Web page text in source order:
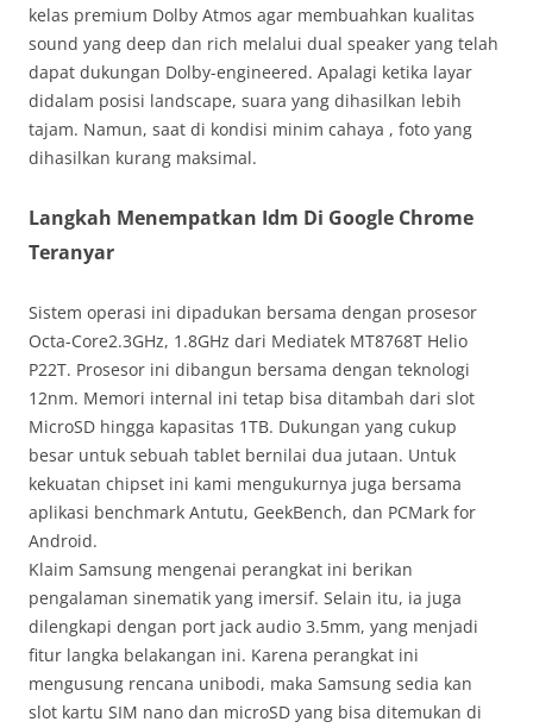
kelas premium Dolby Atmos agar membuahkan kualitas
sound yang deep dan rich melalui dual speaker yang telah
dapat dukungan Dolby-engineered. Apalagi ketika layar
didalam posisi landscape, suara yang dihasilkan lebih
tajam. Namun, saat di kondisi minim cahaya , foto yang
dihasilkan kurang maksimal.
Langkah Menempatkan Idm Di Google Chrome
Teranyar
Sistem operasi ini dipadukan bersama dengan prosesor
Octa-Core2.3GHz, 1.8GHz dari Mediatek MT8768T Helio
P22T. Prosesor ini dibangun bersama dengan teknologi
12nm. Memori internal ini tetap bisa ditambah dari slot
MicroSD hingga kapasitas 1TB. Dukungan yang cukup
besar untuk sebuah tablet bernilai dua jutaan. Untuk
kekuatan chipset ini kami mengukurnya juga bersama
aplikasi benchmark Antutu, GeekBench, dan PCMark for
Android.
Klaim Samsung mengenai perangkat ini berikan
pengalaman sinematik yang imersif. Selain itu, ia juga
dilengkapi dengan port jack audio 3.5mm, yang menjadi
fitur langka belakangan ini. Karena perangkat ini
mengusung rencana unibodi, maka Samsung sedia kan
slot kartu SIM nano dan microSD yang bisa ditemukan di